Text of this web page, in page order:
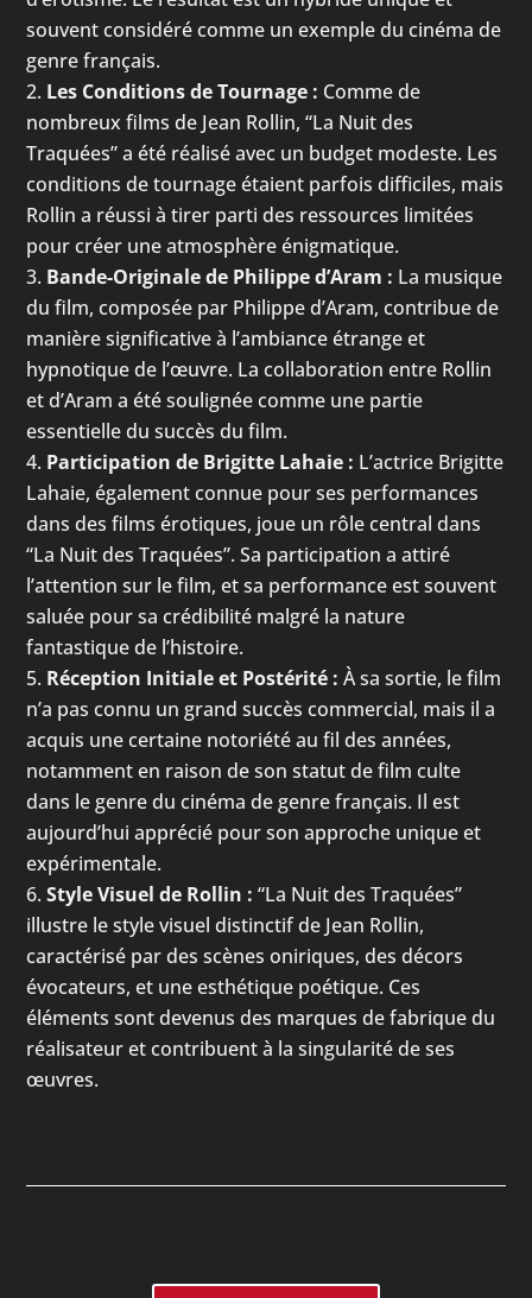
souvent considéré comme un exemple du cinéma de
genre français.
Les Conditions de Tournage : Comme de
nombreux films de Jean Rollin, “La Nuit des
Traquées” a été réalisé avec un budget modeste. Les
conditions de tournage étaient parfois difficiles, mais
Rollin a réussi à tirer parti des ressources limitées
pour créer une atmosphère énigmatique.
Bande-Originale de Philippe d’Aram : La musique
du film, composée par Philippe d’Aram, contribue de
manière significative à l’ambiance étrange et
hypnotique de l’œuvre. La collaboration entre Rollin
et d’Aram a été soulignée comme une partie
essentielle du succès du film.
Participation de Brigitte Lahaie : L’actrice Brigitte
Lahaie, également connue pour ses performances
dans des films érotiques, joue un rôle central dans
“La Nuit des Traquées”. Sa participation a attiré
l’attention sur le film, et sa performance est souvent
saluée pour sa crédibilité malgré la nature
fantastique de l’histoire.
Réception Initiale et Postérité : À sa sortie, le film
n’a pas connu un grand succès commercial, mais il a
acquis une certaine notoriété au fil des années,
notamment en raison de son statut de film culte
dans le genre du cinéma de genre français. Il est
aujourd’hui apprécié pour son approche unique et
expérimentale.
Style Visuel de Rollin : “La Nuit des Traquées”
illustre le style visuel distinctif de Jean Rollin,
caractérisé par des scènes oniriques, des décors
évocateurs, et une esthétique poétique. Ces
éléments sont devenus des marques de fabrique du
réalisateur et contribuent à la singularité de ses
œuvres.